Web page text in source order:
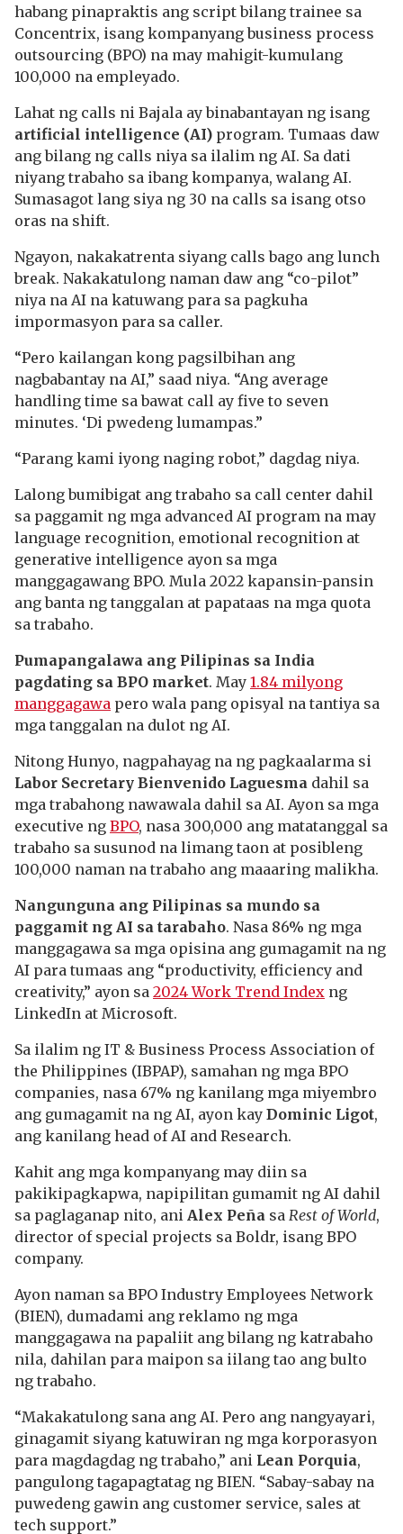
habang pinapraktis ang script bilang trainee sa
Concentrix, isang kompanyang business process
outsourcing (BPO) na may mahigit-kumulang
100,000 na empleyado.
Lahat ng calls ni Bajala ay binabantayan ng isang
artificial intelligence (AI) program. Tumaas daw
ang bilang ng calls niya sa ilalim ng AI. Sa dati
niyang trabaho sa ibang kompanya, walang AI.
Sumasagot lang siya ng 30 na calls sa isang otso
oras na shift.
Ngayon, nakakatrenta siyang calls bago ang lunch
break. Nakakatulong naman daw ang “co-pilot”
niya na AI na katuwang para sa pagkuha
impormasyon para sa caller.
“Pero kailangan kong pagsilbihan ang
nagbabantay na AI,” saad niya. “Ang average
handling time sa bawat call ay five to seven
minutes. ‘Di pwedeng lumampas.”
“Parang kami iyong naging robot,” dagdag niya.
Lalong bumibigat ang trabaho sa call center dahil
sa paggamit ng mga advanced AI program na may
language recognition, emotional recognition at
generative intelligence ayon sa mga
manggagawang BPO. Mula 2022 kapansin-pansin
ang banta ng tanggalan at papataas na mga quota
sa trabaho.
Pumapangalawa ang Pilipinas sa India
pagdating sa BPO market. May 1.84 milyong
manggagawa pero wala pang opisyal na tantiya sa
mga tanggalan na dulot ng AI.
Nitong Hunyo, nagpahayag na ng pagkaalarma si
Labor Secretary Bienvenido Laguesma dahil sa
mga trabahong nawawala dahil sa AI. Ayon sa mga
executive ng BPO, nasa 300,000 ang matatanggal sa
trabaho sa susunod na limang taon at posibleng
100,000 naman na trabaho ang maaaring malikha.
Nangunguna ang Pilipinas sa mundo sa
paggamit ng AI sa tarabaho. Nasa 86% ng mga
manggagawa sa mga opisina ang gumagamit na ng
AI para tumaas ang “productivity, efficiency and
creativity,” ayon sa 2024 Work Trend Index ng
LinkedIn at Microsoft.
Sa ilalim ng IT & Business Process Association of
the Philippines (IBPAP), samahan ng mga BPO
companies, nasa 67% ng kanilang mga miyembro
ang gumagamit na ng AI, ayon kay Dominic Ligot,
ang kanilang head of AI and Research.
Kahit ang mga kompanyang may diin sa
pakikipagkapwa, napipilitan gumamit ng AI dahil
sa paglaganap nito, ani Alex Peña sa Rest of World,
director of special projects sa Boldr, isang BPO
company.
Ayon naman sa BPO Industry Employees Network
(BIEN), dumadami ang reklamo ng mga
manggagawa na papaliit ang bilang ng katrabaho
nila, dahilan para maipon sa iilang tao ang bulto
ng trabaho.
“Makakatulong sana ang AI. Pero ang nangyayari,
ginagamit siyang katuwiran ng mga korporasyon
para magdagdag ng trabaho,” ani Lean Porquia,
pangulong tagapagtatag ng BIEN. “Sabay-sabay na
puwedeng gawin ang customer service, sales at
tech support.”